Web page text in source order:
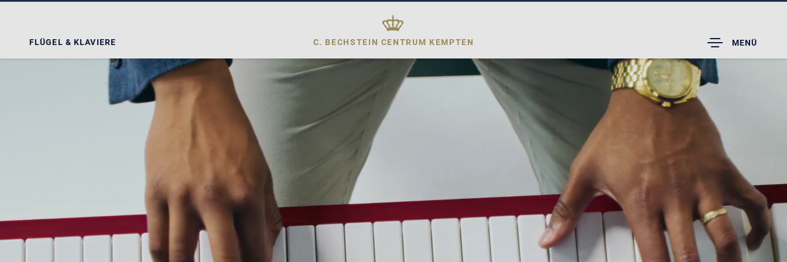
FLÜGEL & KLAVIERE C. BECHSTEIN CENTRUM KEMPTEN
TOGGLE
DROPDOWN
MENÜ